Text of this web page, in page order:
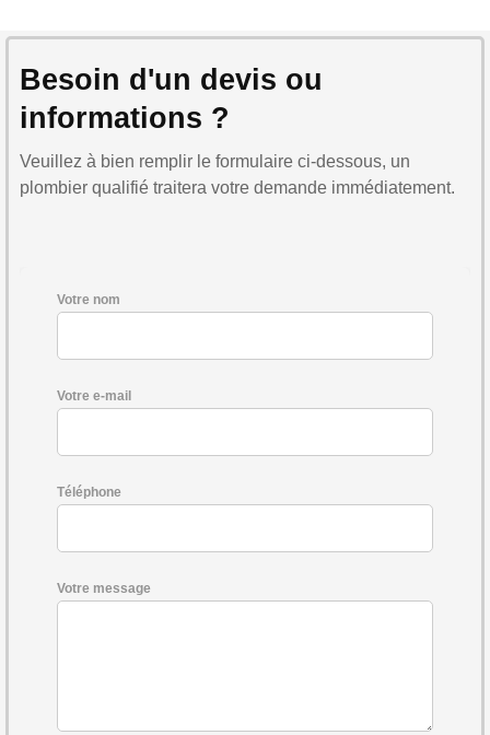
Besoin d'un devis ou
informations ?
Veuillez à bien remplir le formulaire ci-dessous, un
plombier qualifié traitera votre demande immédiatement.
Votre nom
Votre e-mail
Téléphone
Votre message